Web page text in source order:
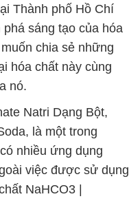
Thành phố Hồ Chí
sáng tạo của hóa
chia sẻ những
hóa chất này cùng
nó.
Natri Dạng Bột,
là một trong
nhiều ứng dụng
việc được sử dụng
NaHCO3 |